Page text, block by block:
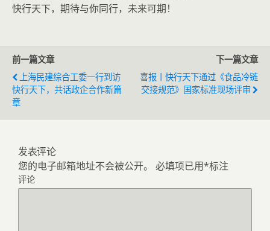
快行天下，期待与你同行，未来可期！
前一篇文章
上海民建综合工委一行到访
快行天下，共话政企合作新篇
章
下一篇文章
喜报丨快行天下通过《食品冷链
交接规范》国家标准现场评审
发表评论
您的电子邮箱地址不会被公开。 必填项已用*标注
评论